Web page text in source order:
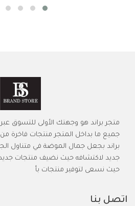
متجر براند هو وجهتك الأولى للتسوق
جميع ما بداخل المتجر منتجات فاخرة من
براند بجعل جمال الموضة في متناول
جديد لاكتشافه حيث نضيف منتجات
حيث نسعى لتوفير منتجات بأ
اتصل بنا